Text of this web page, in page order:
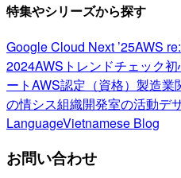
特集やシリーズから探す
Google Cloud Next ’25AWS
2024AWSトレンドチェック初
ートAWS認定（資格） 製造業
の情シス組織開発室の活動デ
LanguageVietnamese Blog
お問い合わせ